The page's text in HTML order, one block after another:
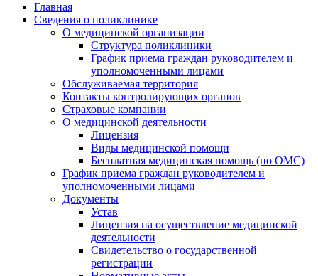
Главная
Сведения о поликлинике
О медицинской организации
Структура поликлиники
График приема граждан руководителем и
уполномоченными лицами
Обслуживаемая территория
Контакты контролирующих органов
Страховые компании
О медицинской деятельности
Лицензия
Виды медицинской помощи
Бесплатная медицинская помощь (по ОМС)
График приема граждан руководителем и
уполномоченными лицами
Документы
Устав
Лицензия на осуществление медицинской
деятельности
Свидетельство о государственной
регистрации